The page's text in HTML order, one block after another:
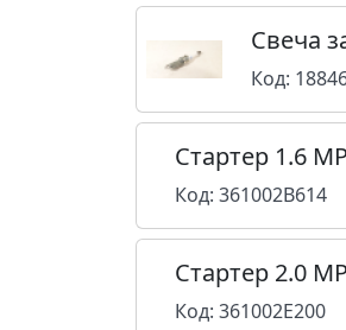
Свеча
Код:
Стартер 1.6
Код: 361002B614
Стартер 2.0
Код: 361002E200